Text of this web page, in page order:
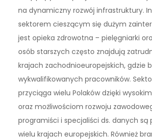
na dynamiczny rozwój infrastruktury.
sektorem cieszącym się dużym
jest opieka zdrowotna – pielęgniarki
osób starszych często znajdują
krajach zachodnioeuropejskich, gdzie
wykwalifikowanych pracowników.
przyciąga wielu Polaków dzięki
oraz możliwościom rozwoju
programiści i specjaliści ds. danych są
wielu krajach europejskich. Również